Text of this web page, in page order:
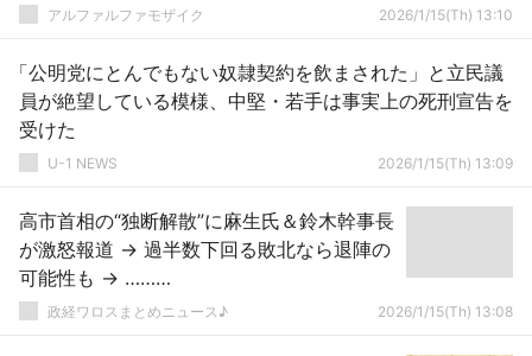
アルファルファモザイク 2026/1/15(Th) 13:10
「公明党にとんでもない奴隷契約を飲まされた」と立民議
員が絶望している模様、中堅・若手は事実上の死刑宣告を
受けた
U-1 NEWS 2026/1/15(Th) 13:09
高市首相の“独断解散”に麻生氏＆鈴木幹事長
が激怒報道 → 過半数下回る敗北なら退陣の
可能性も → ………
政経ワロスまとめニュース♪ 2026/1/15(Th) 13:08